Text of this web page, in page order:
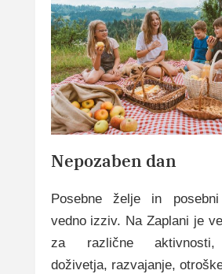
Nepozaben dan
Posebne želje in
vedno izziv. Na Zaplani je
za različne aktivnosti,
doživetja, razvajanje,